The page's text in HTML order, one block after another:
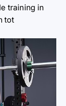
training in
tot